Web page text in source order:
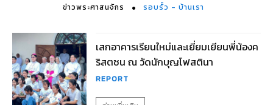
ข่าวพระศาสนจักร รอบรั้ว - บ้านเรา
เสกอาคารเรียนใหม่และเยี่ยมเยียนพี่น้องค
ริสตชน ณ วัดนักบุญโฟสตินา
REPORT